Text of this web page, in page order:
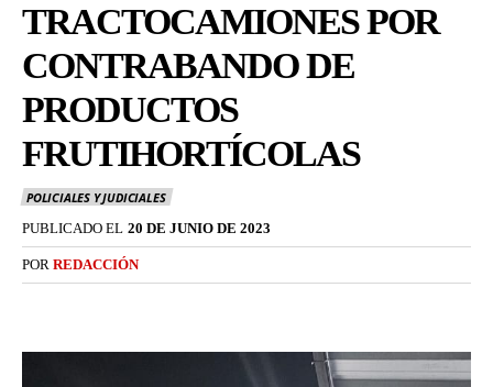
TRACTOCAMIONES POR
CONTRABANDO DE
PRODUCTOS
FRUTIHORTÍCOLAS
POLICIALES Y JUDICIALES
PUBLICADO EL 20 DE JUNIO DE 2023
POR REDACCIÓN